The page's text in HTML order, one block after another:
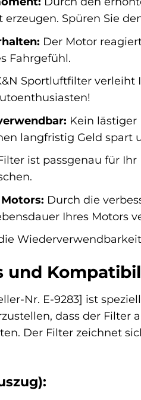
Spüren Sie
Der Motor
Fahrgefühl.
Sportluftfilter verleiht
Kein
langfristig Geld spart
ist passgenau für
Durch die
Ihres Motors
und
Nr. E-9283] ist
dass der Filter
Der Filter zeichnet